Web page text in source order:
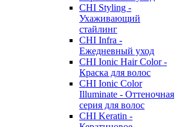
CHI Styling -
Ухаживающий
стайлинг
CHI Infra -
Ежедневный уход
CHI Ionic Hair Color -
Краска для волос
CHI Ionic Color
Illuminate - Оттеночная
серия для волос
CHI Keratin -